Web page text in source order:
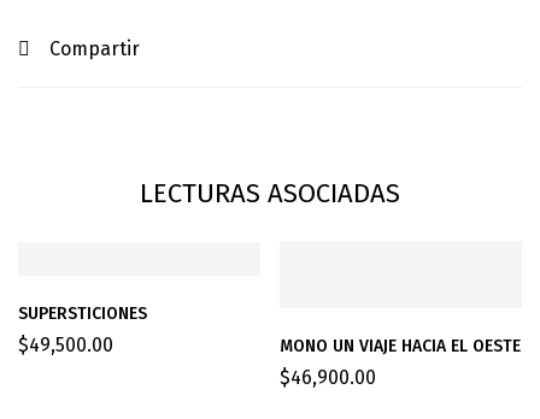
Compartir
LECTURAS ASOCIADAS
SUPERSTICIONES
$49,500.00 MONO UN VIAJE HACIA EL OESTE
$46,900.00